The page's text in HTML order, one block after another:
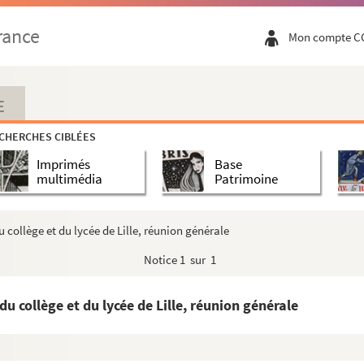
Mon compte
CIBLÉES
Imprimés
multimédia
Base
Patrimoine
collège et du lycée de Lille, réunion générale
Notice 1 sur 1
collège et du lycée de Lille, réunion générale
canines
et de filles